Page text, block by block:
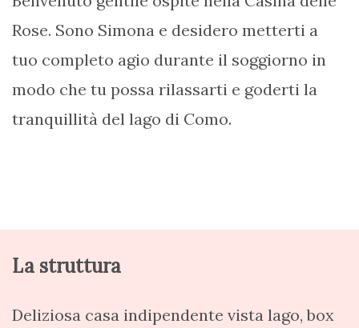
Rose. Sono Simona e desidero metterti a
tuo completo agio durante il soggiorno in
modo che tu possa rilassarti e goderti la
tranquillità del lago di Como.
La struttura
Deliziosa casa indipendente vista lago, box